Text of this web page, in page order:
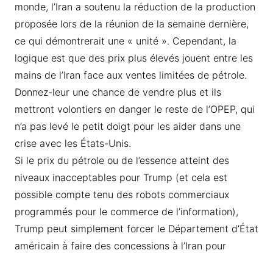
monde, l’Iran a soutenu la réduction de la production
proposée lors de la réunion de la semaine dernière,
ce qui démontrerait une « unité ». Cependant, la
logique est que des prix plus élevés jouent entre les
mains de l’Iran face aux ventes limitées de pétrole.
Donnez-leur une chance de vendre plus et ils
mettront volontiers en danger le reste de l’OPEP, qui
n’a pas levé le petit doigt pour les aider dans une
crise avec les États-Unis.
Si le prix du pétrole ou de l’essence atteint des
niveaux inacceptables pour Trump (et cela est
possible compte tenu des robots commerciaux
programmés pour le commerce de l’information),
Trump peut simplement forcer le Département d’État
américain à faire des concessions à l’Iran pour